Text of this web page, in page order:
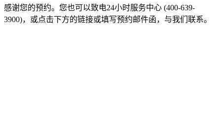
感谢您的预约。您也可以致电24小时服务中心 (400-639-
3900)，或点击下方的链接或填写预约邮件函，与我们联系。